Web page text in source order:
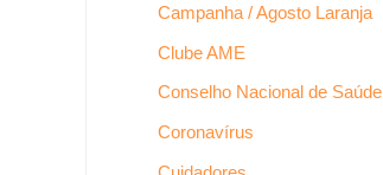
Campanha / Agosto Laranja
Clube AME
Conselho Nacional de Saúde
Coronavírus